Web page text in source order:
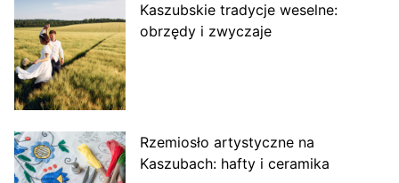
Kaszubskie tradycje weselne:
obrzędy i zwyczaje
Rzemiosło artystyczne na
Kaszubach: hafty i ceramika